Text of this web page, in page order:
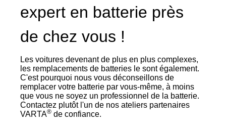
expert en batterie près
de chez vous !
Les voitures devenant de plus en plus complexes,
les remplacements de batteries le sont également.
C'est pourquoi nous vous déconseillons de
remplacer votre batterie par vous-même, à moins
que vous ne soyez un professionnel de la batterie.
Contactez plutôt l'un de nos ateliers partenaires
VARTA® de confiance.